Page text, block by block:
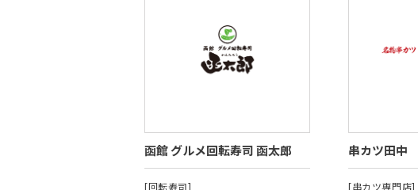
函館 グルメ回転寿司 函太郎
[回転寿司]
串カツ田中
[串カツ専門店]